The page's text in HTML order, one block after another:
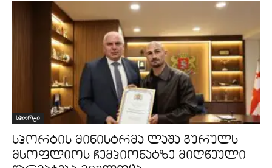
სპორტი
სპორტის მინისტრმა ლაშა გურულს
მსოფლიოს ჩემპიონატზე მიღწეული